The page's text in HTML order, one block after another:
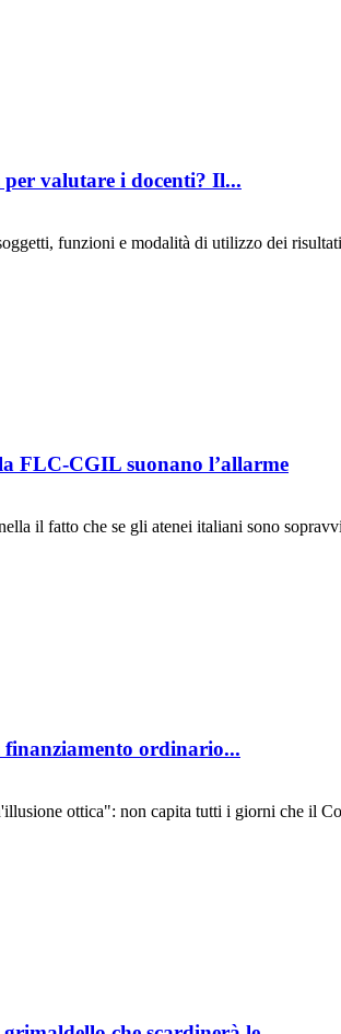
valutare i docenti? Il...
funzioni e modalità di utilizzo dei
FLC-CGIL suonano l’allarme
il fatto che se gli atenei italiani sono
ordinario...
ottica": non capita tutti i giorni che il